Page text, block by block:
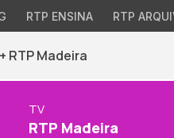
RTP ENSINA RTP
+ RTP Madeira
TV
RTP Madeira